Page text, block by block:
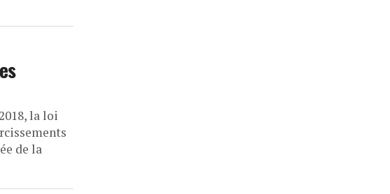
la loi
de la